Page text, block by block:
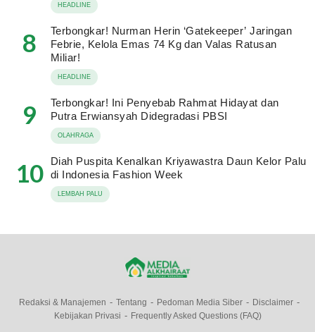
HEADLINE
8
Terbongkar! Nurman Herin ‘Gatekeeper’ Jaringan
Febrie, Kelola Emas 74 Kg dan Valas Ratusan
Miliar!
HEADLINE
9
Terbongkar! Ini Penyebab Rahmat Hidayat dan
Putra Erwiansyah Didegradasi PBSI
OLAHRAGA
10
Diah Puspita Kenalkan Kriyawastra Daun Kelor Palu
di Indonesia Fashion Week
LEMBAH PALU
Redaksi & Manajemen Tentang Pedoman Media Siber
Disclaimer
Kebijakan Privasi
Frequently Asked Questions (FAQ)